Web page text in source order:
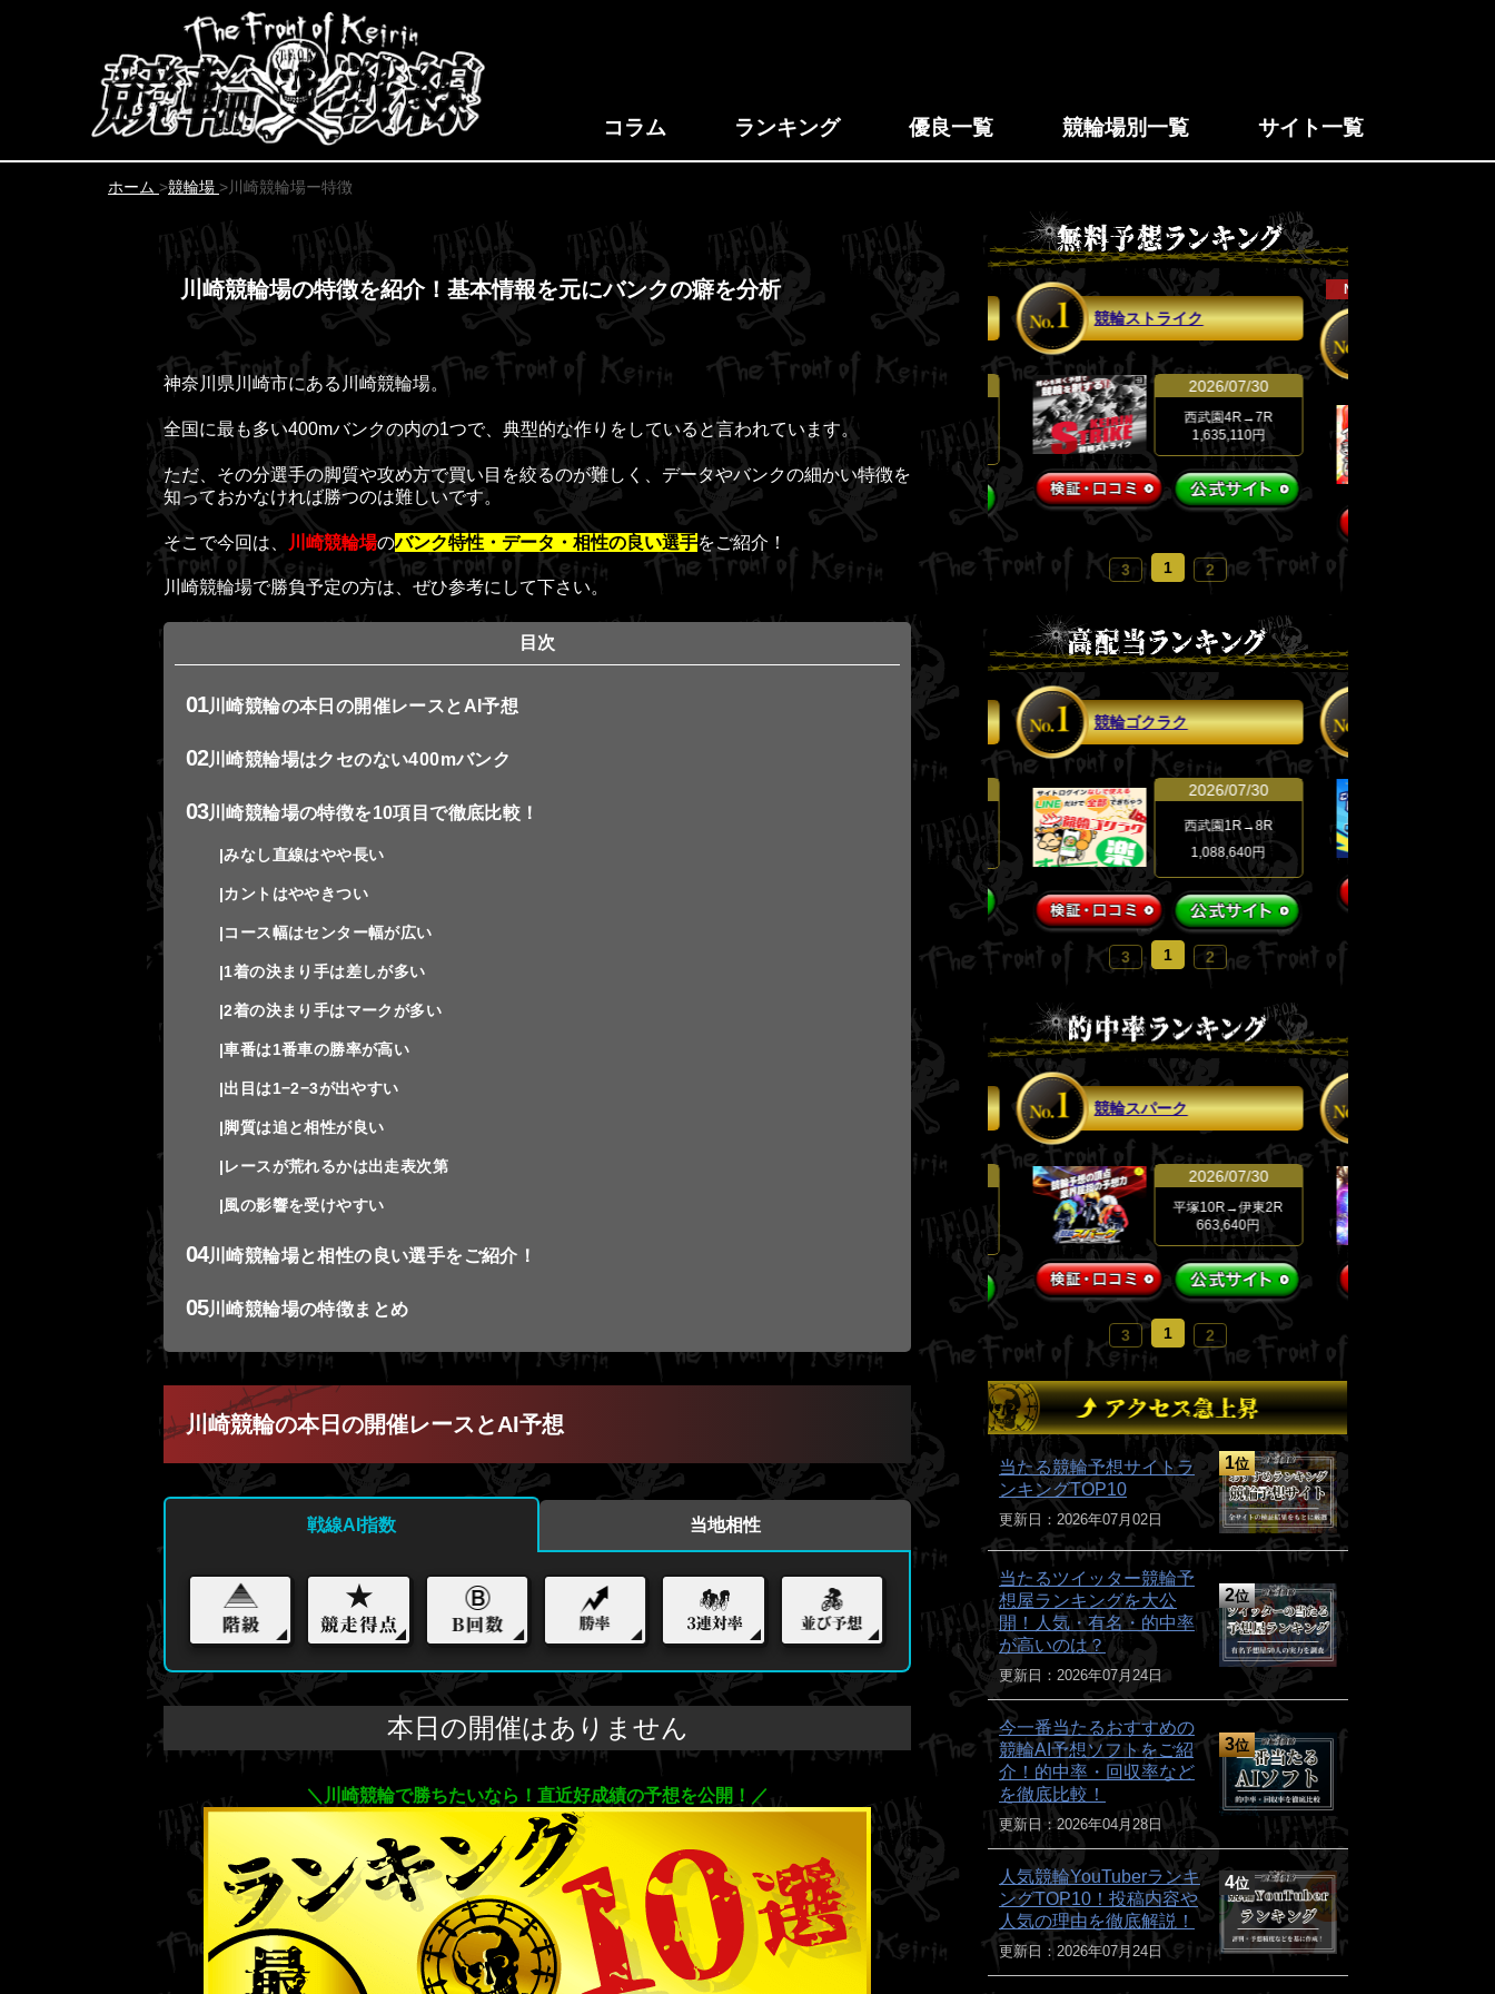
コラム ランキング 優良一覧 競輪場別一覧 サイト一覧
ホーム >競輪場 >川崎競輪場ー特徴
川崎競輪場の特徴を紹介！基本情報を元にバンクの癖を分析
神奈川県川崎市にある川崎競輪場。
全国に最も多い400mバンクの内の1つで、典型的な作りをしていると言われています。
ただ、その分選手の脚質や攻め方で買い目を絞るのが難しく、データやバンクの細かい特徴を
知っておかなければ勝つのは難しいです。
そこで今回は、 川崎競輪場のバンク特性・データ・相性の良い選手をご紹介！
川崎競輪場で勝負予定の方は、ぜひ参考にして下さい。
目次
川崎競輪の本日の開催レースとAI予想
川崎競輪場はクセのない400mバンク
川崎競輪場の特徴を10項目で徹底比較！
みなし直線はやや長い
カントはややきつい
コース幅はセンター幅が広い
1着の決まり手は差しが多い
2着の決まり手はマークが多い
車番は1番車の勝率が高い
出目は1−2−3が出やすい
脚質は追と相性が良い
レースが荒れるかは出走表次第
風の影響を受けやすい
川崎競輪場と相性の良い選手をご紹介！
川崎競輪場の特徴まとめ
川崎競輪の本日の開催レースとAI予想
戦線AI指数 当地相性
本日の開催はありません
＼川崎競輪で勝ちたいなら！直近好成績の予想を公開！ ／
2026/07/30
競輪ストライク
2026/07/30
西武園4R→7R
1,635,110円
NEW
3 1 2
競輪ゴクラク
2026/07/30
西武園1R→8R
1,088,640円
3 1 2
2026/07/30
競輪スパーク
2026/07/30
平塚10R→伊東2R
663,640円
3 1 2
当たる競輪予想サイトラ
ンキングTOP10
更新日：2026年07月02日
1位
当たるツイッター競輪予
想屋ランキングを大公
開！人気・有名・的中率
が高いのは？
更新日：2026年07月24日
2位
今一番当たるおすすめの
競輪AI予想ソフトをご紹
介！的中率・回収率など
を徹底比較！
更新日：2026年04月28日
3位
人気競輪YouTuberランキ
ングTOP10！投稿内容や
人気の理由を徹底解説！
更新日：2026年07月24日
4位